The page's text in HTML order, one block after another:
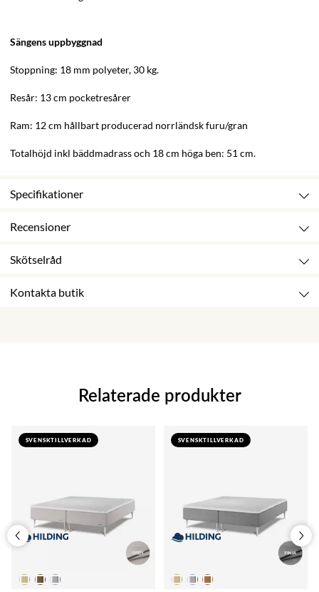
Sängens uppbyggnad
Stoppning: 18 mm polyeter, 30 kg.
Resår: 13 cm pocketresårer
Ram: 12 cm hållbart producerad norrländsk furu/gran
Totalhöjd inkl bäddmadrass och 18 cm höga ben: 51 cm.
Specifikationer
Recensioner
Skötselråd
Kontakta butik
Relaterade produkter
SVENSKTILLVERKAD SVENSKTILLVERKAD